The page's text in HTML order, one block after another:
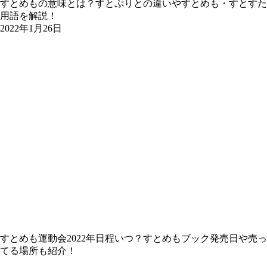
すとめもの意味とは？すとぷりとの違いやすとめも・すとすた
用語を解説！
2022年1月26日
すとめも運動会2022年日程いつ？すとめもブック発売日や売っ
てる場所も紹介！